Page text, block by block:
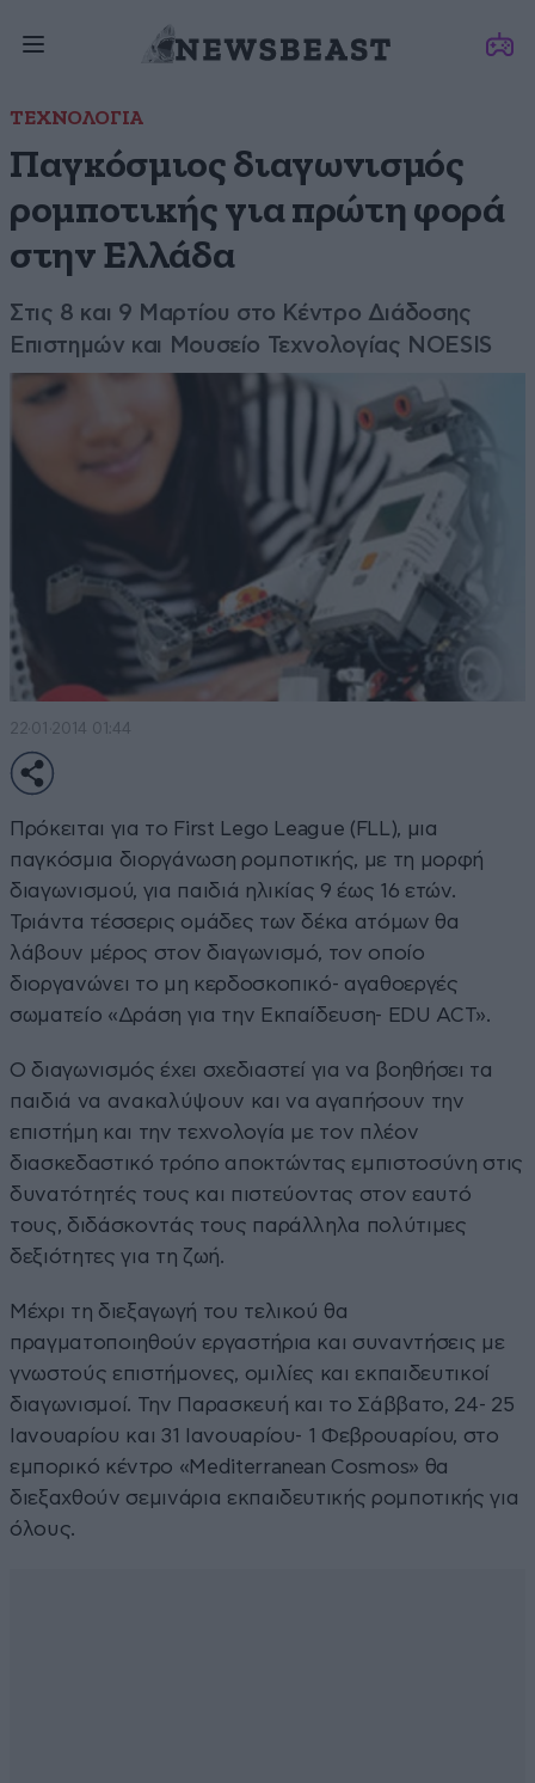
ΤΕΧΝΟΛΟΓΙΑ
Παγκόσμιος διαγωνισμός
ρομποτικής για πρώτη φορά
στην Ελλάδα
Στις 8 και 9 Μαρτίου στο Κέντρο Διάδοσης
Επιστημών και Μουσείο Τεχνολογίας NOESIS
22·01·2014 01:44
Πρόκειται για το First Lego League (FLL), μια
παγκόσμια διοργάνωση ρομποτικής, με τη μορφή
διαγωνισμού, για παιδιά ηλικίας 9 έως 16 ετών.
Τριάντα τέσσερις ομάδες των δέκα ατόμων θα
λάβουν μέρος στον διαγωνισμό, τον οποίο
διοργανώνει το μη κερδοσκοπικό- αγαθοεργές
σωματείο «Δράση για την Εκπαίδευση- EDU ACT».
Ο διαγωνισμός έχει σχεδιαστεί για να βοηθήσει τα
παιδιά να ανακαλύψουν και να αγαπήσουν την
επιστήμη και την τεχνολογία με τον πλέον
διασκεδαστικό τρόπο αποκτώντας εμπιστοσύνη στις
δυνατότητές τους και πιστεύοντας στον εαυτό
τους, διδάσκοντάς τους παράλληλα πολύτιμες
δεξιότητες για τη ζωή.
Μέχρι τη διεξαγωγή του τελικού θα
πραγματοποιηθούν εργαστήρια και συναντήσεις με
γνωστούς επιστήμονες, ομιλίες και εκπαιδευτικοί
διαγωνισμοί. Την Παρασκευή και το Σάββατο, 24- 25
Ιανουαρίου και 31 Ιανουαρίου- 1 Φεβρουαρίου, στο
εμπορικό κέντρο «Mediterranean Cosmos» θα
διεξαχθούν σεμινάρια εκπαιδευτικής ρομποτικής για
όλους.